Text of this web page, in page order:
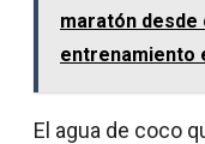
maratón
entrenamiento
El agua de coco